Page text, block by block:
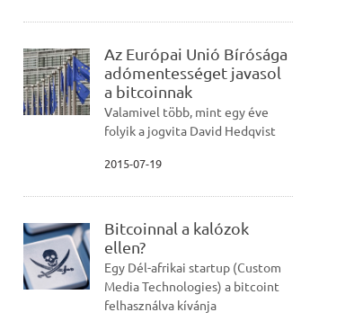
Az Európai Unió Bírósága
adómentességet javasol
a bitcoinnak
Valamivel több, mint egy éve
folyik a jogvita David Hedqvist
2015-07-19
Bitcoinnal a kalózok
ellen?
Egy Dél-afrikai startup (Custom
Media Technologies) a bitcoint
felhasználva kívánja